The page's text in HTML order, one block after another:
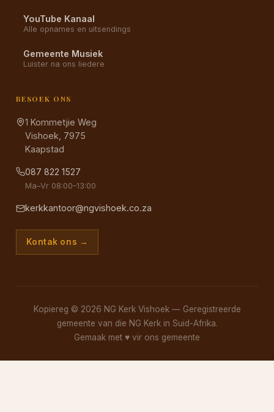
YouTube Kanaal
Alle opnames en uitsendings
Gemeente Musiek
Luister na ons liedere
BESOEK ONS
1 Kommetjie Weg
Vishoek, 7975
Kaapstad
087 822 1527
Ma–Vr 08:00–13:00
kerkkantoor@ngvishoek.co.za
Kontak ons →
Kopiereg © 2026 NG Kerk Vishoek — Geregistreerde
gemeente van die NG Kerk in Suid-Afrika.
Gemaak met ♥ vir ons gemeente